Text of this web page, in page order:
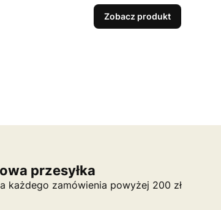
Zobacz produkt
przesyłka
każdego zamówienia powyżej 200 zł